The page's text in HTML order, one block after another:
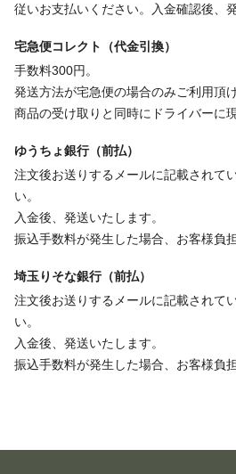
従いお支払いください。入金確認後、
宅急便コレクト（代金引換）
手数料300円。
発送方法が宅急便の場合のみご利用頂け
商品の受け取りと同時にドライバーに
ゆうちょ銀行（前払）
注文後お送りするメールに記載されて
い。
入金後、発送いたします。
振込手数料が発生した場合、お客様負
埼玉りそな銀行（前払）
注文後お送りするメールに記載されて
い。
入金後、発送いたします。
振込手数料が発生した場合、お客様負